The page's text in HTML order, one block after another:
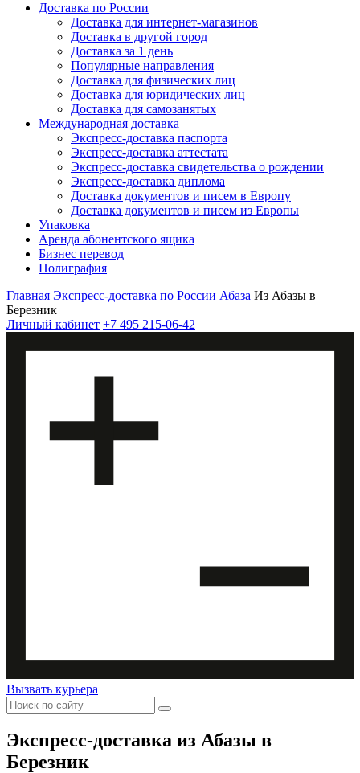
Доставка по России
Доставка для интернет-магазинов
Доставка в другой город
Доставка за 1 день
Популярные направления
Доставка для физических лиц
Доставка для юридических лиц
Доставка для самозанятых
Международная доставка
Экспресс-доставка паспорта
Экспресс-доставка аттестата
Экспресс-доставка свидетельства о рождении
Экспресс-доставка диплома
Доставка документов и писем в Европу
Доставка документов и писем из Европы
Упаковка
Аренда абонентского ящика
Бизнес перевод
Полиграфия
Главная Экспресс-доставка по России Абаза Из Абазы в
Березник
Личный кабинет +7 495 215-06-42
Вызвать курьера
Экспресс-доставка из Абазы в
Березник